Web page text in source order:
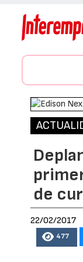
de
22/02/2017
477